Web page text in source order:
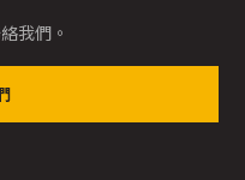
我們。